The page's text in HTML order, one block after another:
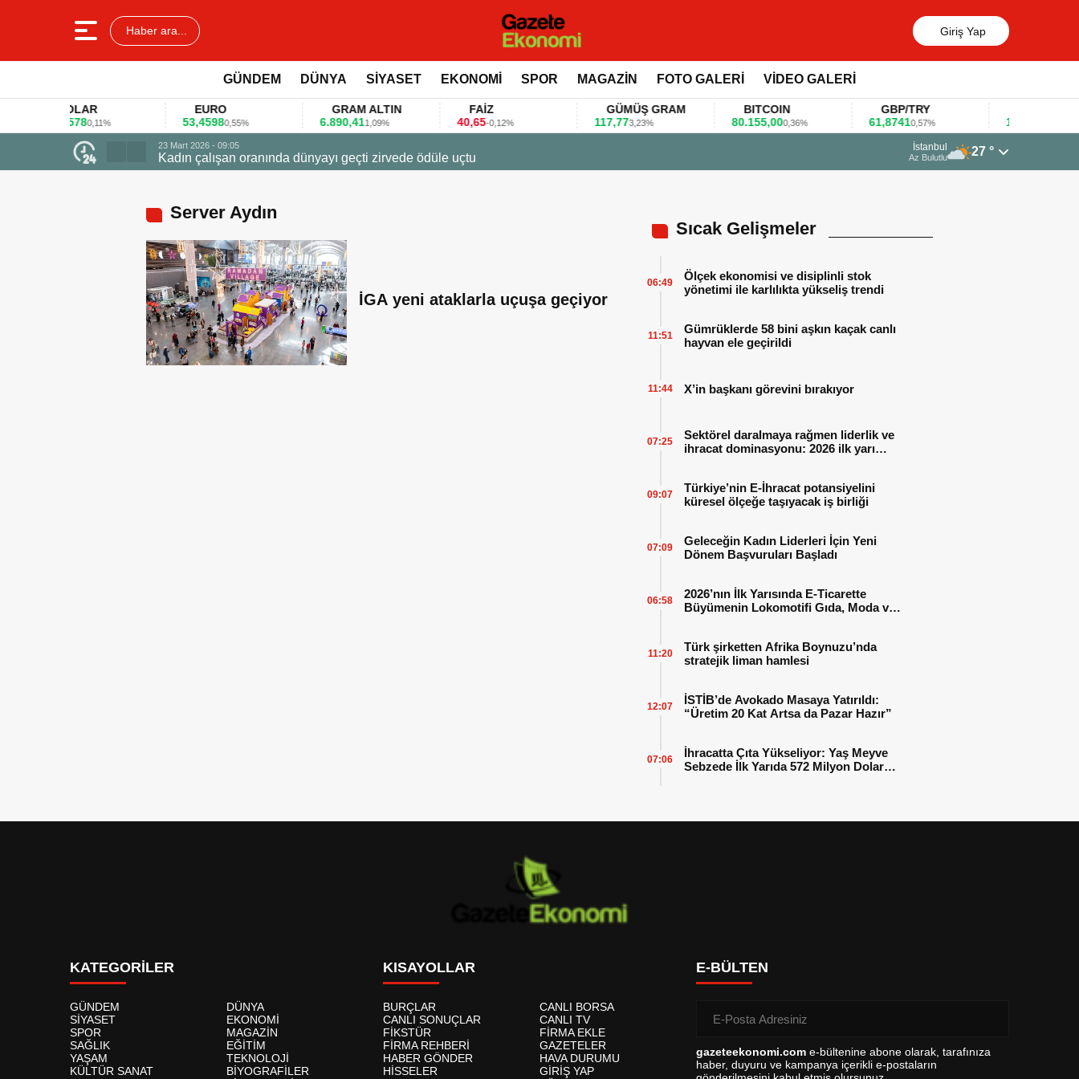
Haber ara... Giriş Yap
GÜNDEM DÜNYA SİYASET EKONOMİ SPOR MAGAZİN FOTO GALERİ VİDEO GALERİ
0,11%
EURO
53,45980,55%
GRAM ALTIN
6.890,411,09% -0,12%
GÜMÜŞ GRAM
117,773,23%
BITCOIN
80.155,000,36%
GBP/TRY
61,87410,57%
1,1781
23 Mart 2026 - 09:05
Kadın çalışan oranında dünyayı geçti zirvede ödüle uçtu Firmalar gıda fuarlarını bu anket ile değerlendirdi
İstanbul
Az Bulutlu 27 °
Server Aydın
İGA yeni ataklarla uçuşa geçiyor
Sıcak Gelişmeler
Ölçek ekonomisi ve disiplinli stok
yönetimi ile karlılıkta yükseliş trendi
06:49
Gümrüklerde 58 bini aşkın kaçak canlı
hayvan ele geçirildi
11:51
X’in başkanı görevini bırakıyor
11:44
Sektörel daralmaya rağmen liderlik ve
ihracat dominasyonu: 2026 ilk yarı
07:25
Türkiye’nin E-İhracat potansiyelini
küresel ölçeğe taşıyacak iş birliği
09:07
Geleceğin Kadın Liderleri İçin Yeni
Dönem Başvuruları Başladı
07:09
2026’nın İlk Yarısında E-Ticarette
Büyümenin Lokomotifi Gıda, Moda ve
06:58
Türk şirketten Afrika Boynuzu’nda
stratejik liman hamlesi
11:20
İSTİB’de Avokado Masaya Yatırıldı:
“Üretim 20 Kat Artsa da Pazar Hazır”
12:07
İhracatta Çıta Yükseliyor: Yaş Meyve
Sebzede İlk Yarıda 572 Milyon Dolar
07:06
KATEGORİLER
GÜNDEM
DÜNYA
SİYASET
EKONOMİ
SPOR
MAGAZİN
SAĞLIK
EĞİTİM
YAŞAM
TEKNOLOJİ
KÜLTÜR SANAT
BİYOGRAFİLER
KISAYOLLAR
BURÇLAR
CANLI BORSA
CANLI SONUÇLAR
CANLI TV
FİKSTÜR
FİRMA EKLE
FİRMA REHBERİ
GAZETELER
HABER GÖNDER
HAVA DURUMU
HİSSELER
GİRİŞ YAP
E-BÜLTEN
gazeteekonomi.com e-bültenine abone olarak, tarafınıza
haber, duyuru ve kampanya içerikli e-postaların